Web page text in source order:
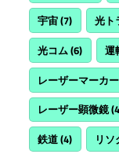
宇宙(7) 光ト
光コム(6) 運
レーザーマーカー
レーザー顕微鏡
鉄道(4) リソ